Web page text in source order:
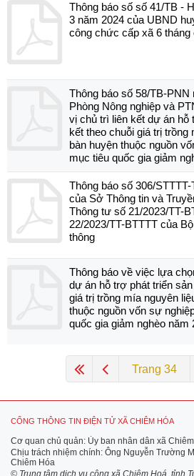
Thông báo số số 41/TB -
3 năm 2024 của UBND
công chức cấp xã 6 tháng
Thông báo số 58/TB-PNN
Phòng Nông nghiệp và
vị chủ trì liên kết dự án hỗ
kết theo chuỗi giá trị trồng
bàn huyện thuộc nguồn
mục tiêu quốc gia giảm
Thông báo số 306/
của Sở Thông tin và
Thông tư số 21/2023/TT-
22/2023/TT-BTTTT của
thông
Thông báo về việc lựa
dự án hỗ trợ phát triển
giá trị trồng mía nguyên
thuộc nguồn vốn sự
quốc gia giảm nghèo năm
Trang 34
CỔNG THÔNG TIN ĐIỆN TỬ XÃ CHIÊM HÓA
Cơ quan chủ quản: Ủy ban nhân dân xã
Chịu trách nhiệm chính: Ông Nguyễn Trường
Chiêm Hóa
© Trung tâm dịch vụ công xã Chiêm Hoá, tỉnh